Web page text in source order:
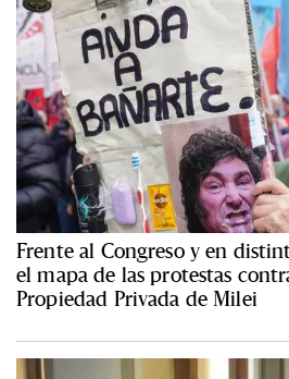
Frente al Congreso y en
el mapa de las protestas
Propiedad Privada de Milei